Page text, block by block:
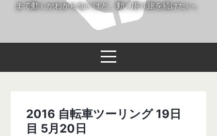
まで動くかわからないけど、動く限り旅を続けたい。
2016 自転車ツーリング 19日
目 5月20日